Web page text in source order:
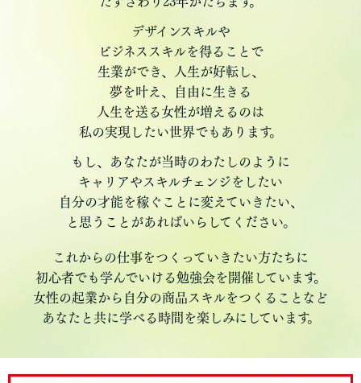
デザインスキルや
ビジネススキルを得ることで
生業ができ、人生が好転し、
夢を叶え、自由に生きる
人生を送る女性が増えるのは
私の実現したい世界でもあります。
もし、あなたが当時のわたしのように
キャリアやスキルチェンジをしたい
自分の才能を稼ぐことに変えていきたい、
と思うことがあればいらしてください。
これからの仕事をつくっていきたい方たちに
初心者でも学んでいける勉強会を開催しています。
女性の起業から自分の商品スキルをつくることなど
あなたと共に学べる時間を楽しみにしています。